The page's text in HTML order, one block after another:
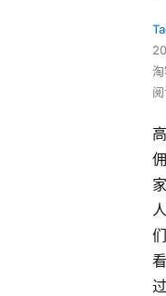
高
佣
家
人
们
看
过